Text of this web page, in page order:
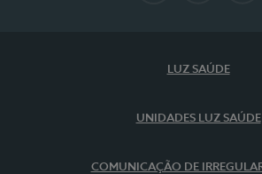
LUZ SAÚDE
UNIDADES LUZ SAÚDE
COMUNICAÇÃO DE